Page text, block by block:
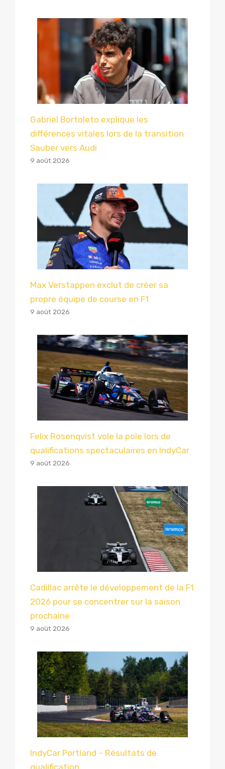
Gabriel Bortoleto explique les
différences vitales lors de la transition
Sauber vers Audi
9 août 2026
Max Verstappen exclut de créer sa
propre équipe de course en F1
9 août 2026
Felix Rosenqvist vole la pole lors de
qualifications spectaculaires en IndyCar
9 août 2026
Cadillac arrête le développement de la F1
2026 pour se concentrer sur la saison
prochaine
9 août 2026
IndyCar Portland – Résultats de